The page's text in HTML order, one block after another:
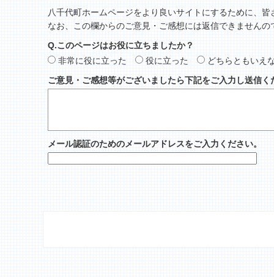
八千代町ホームページをより良いサイトにするために、
なお、この欄からのご意見・ご感想には返信できませんの
Q.このページはお役に立ちましたか？
非常に役に立った
役に立った
どちらともいえ
ご意見・ご感想等がございましたら下記をご入力し送信く
メール認証のためのメールアドレスをご入力ください。